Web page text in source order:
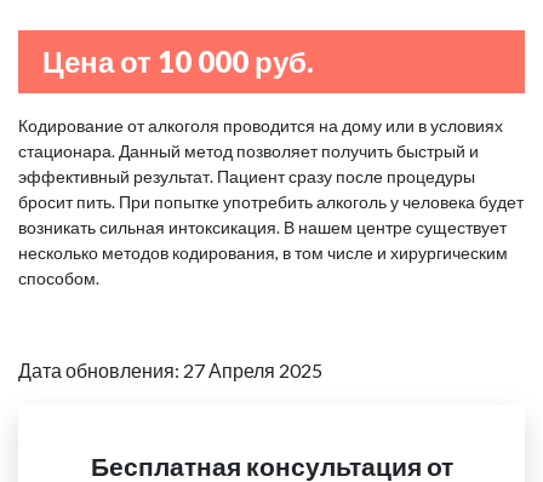
Цена от 10 000 руб.
Кодирование от алкоголя проводится на дому или в условиях
стационара. Данный метод позволяет получить быстрый и
эффективный результат. Пациент сразу после процедуры
бросит пить. При попытке употребить алкоголь у человека будет
возникать сильная интоксикация. В нашем центре существует
несколько методов кодирования, в том числе и хирургическим
способом.
Дата обновления: 27 Апреля 2025
Бесплатная консультация от